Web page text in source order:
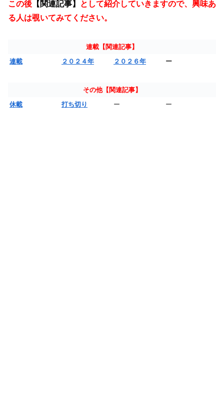
この後 【関連記事】
として紹介していきますので、興味あ
る人は覗いてみてください。
連載【関連記事】
連載
２０２４年 ２０２６年 ー
その他【関連記事】
休載
打ち切り ー ー